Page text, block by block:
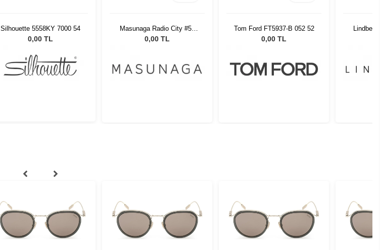
Silhouette 5558KY 7000 54
0,00 TL
Masunaga Radio City #53
BR/GP 47
0,00 TL
Tom Ford FT5937-B 052 52
0,00 TL